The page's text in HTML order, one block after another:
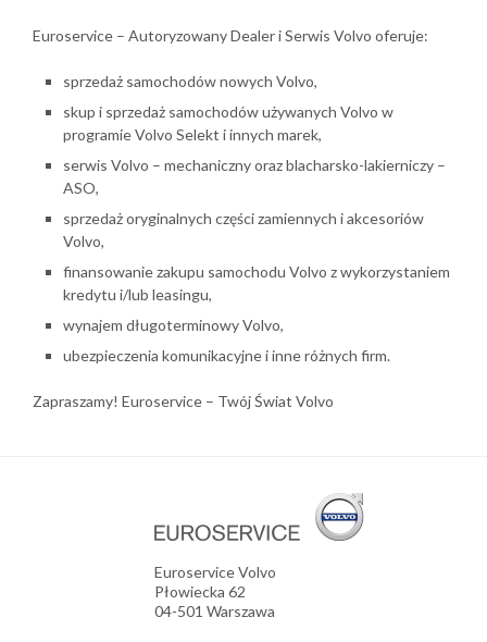
Euroservice – Autoryzowany Dealer i Serwis Volvo oferuje:
sprzedaż samochodów nowych Volvo,
skup i sprzedaż samochodów używanych Volvo w
programie Volvo Selekt i innych marek,
serwis Volvo – mechaniczny oraz blacharsko-lakierniczy –
ASO,
sprzedaż oryginalnych części zamiennych i akcesoriów
Volvo,
finansowanie zakupu samochodu Volvo z wykorzystaniem
kredytu i/lub leasingu,
wynajem długoterminowy Volvo,
ubezpieczenia komunikacyjne i inne różnych firm.
Zapraszamy! Euroservice – Twój Świat Volvo
Euroservice Volvo
Płowiecka 62
04-501 Warszawa